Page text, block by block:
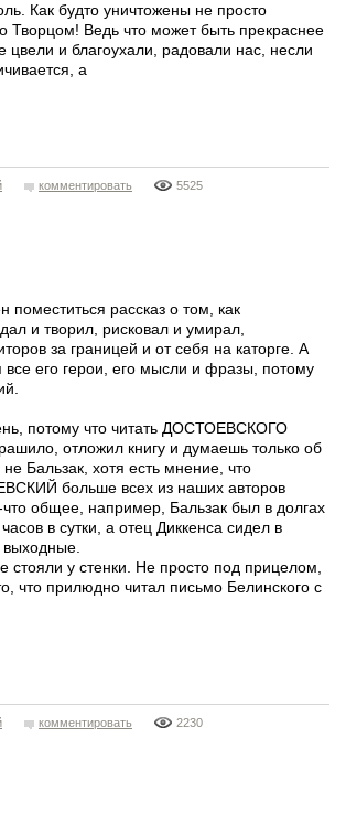
Как будто уничтожены не просто
Творцом! Ведь что может быть прекраснее
цвели и благоухали, радовали нас, несли
а
комментировать 5525
рассказ о том, как
и творил, рисковал и умирал,
за границей и от себя на каторге. А
его герои, его мысли и фразы, потому
потому что читать ДОСТОЕВСКОГО
отложил книгу и думаешь только об
Бальзак, хотя есть мнение, что
больше всех из наших авторов
общее, например, Бальзак был в долгах
в сутки, а отец Диккенса сидел в
у стенки. Не просто под прицелом,
что прилюдно читал письмо Белинского с
комментировать 2230